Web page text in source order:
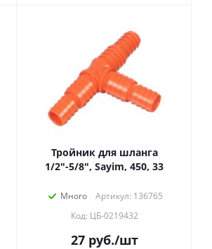
Тройник для шланга
1/2"-5/8", Sayim, 450, 33
Много
Артикул: 136765
Код: ЦБ-0219432
27руб./шт